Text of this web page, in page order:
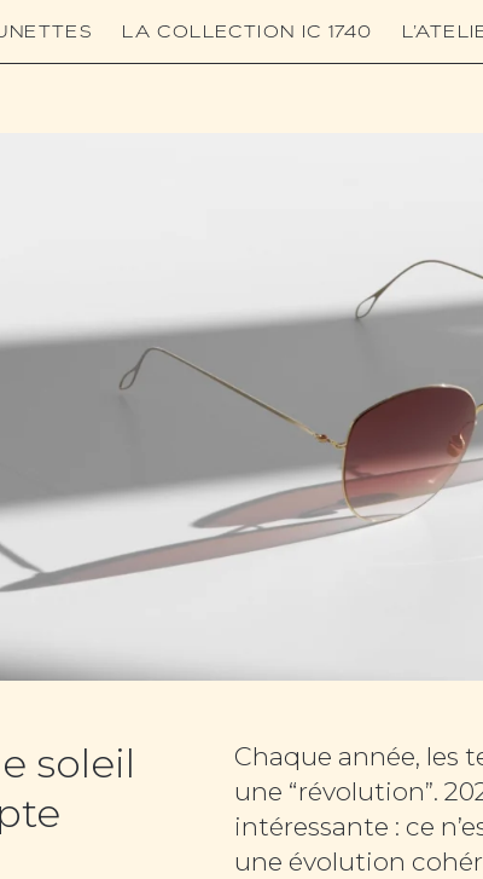
LA COLLECTION IC 1740
soleil
Chaque année, les
une “révolution”.
intéressante : ce
une évolution